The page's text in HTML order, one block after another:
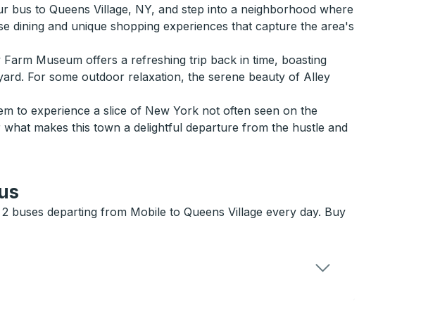
to Queens Village, NY, and step into a neighborhood where
dining and unique shopping experiences that capture the area's
Museum offers a refreshing trip back in time, boasting
For some outdoor relaxation, the serene beauty of Alley
to experience a slice of New York not often seen on the
makes this town a delightful departure from the hustle and
buses departing from Mobile to Queens Village every day. Buy